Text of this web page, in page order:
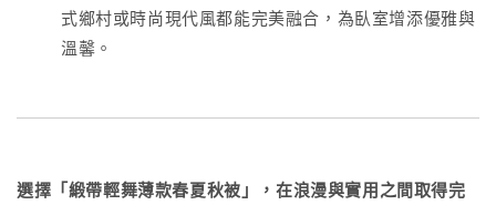
式鄉村或時尚現代風都能完美融合，為臥室增添優雅與
溫馨。
選擇「緞帶輕舞薄款春夏秋被」，在浪漫與實用之間取得完